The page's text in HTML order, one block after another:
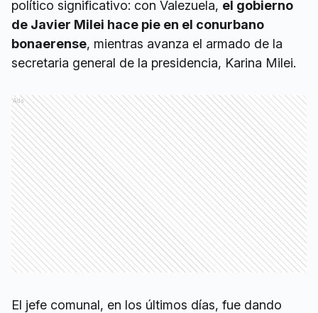
político significativo: con Valezuela, el gobierno
de Javier Milei hace pie en el conurbano
bonaerense, mientras avanza el armado de la
secretaria general de la presidencia, Karina Milei.
Ads
El jefe comunal, en los últimos días, fue dando